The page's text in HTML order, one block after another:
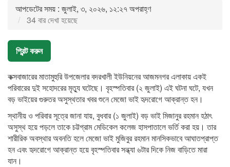
আপডেটের সময় : জুলাই, ৩, ২০২৬, ১২:২৭ অপরাহ্ণ
34 বার দেখা হয়েছে
প্রিন্ট করুন
কক্সবাজারের মাতামুহুরি উপজেলার বদরখালী ইউনিয়নের আজমনগর এলাকায় একই
পরিবারের দুই সহোদরের মৃত্যু ঘটেছে। বৃহস্পতিবার (২ জুলাই) এই ঘটনা ঘটে, যখন
বড় ভাইয়ের গুরুতর অসুস্থতার খবর শুনে মেজো ভাই হৃদরোগে আক্রান্ত হন।
স্থানীয় ও পরিবার সূত্রে জানা যায়, বুধবার (১ জুলাই) বড় ভাই মিজানুর রহমান হঠাৎ
অসুস্থ হয়ে পড়লে তাকে চট্টগ্রাম মেডিকেল কলেজ হাসপাতালে ভর্তি করা হয়। তার
শারীরিক অবস্থার অবনতি হলে মেজো ভাই মুজিবুর রহমান মানসিকভাবে আঘাতপ্রাপ্ত
হন এবং হৃদরোগে আক্রান্ত হয়ে বৃহস্পতিবার সন্ধ্যা ৬টার দিকে নিজ বাড়িতে মারা
যান।